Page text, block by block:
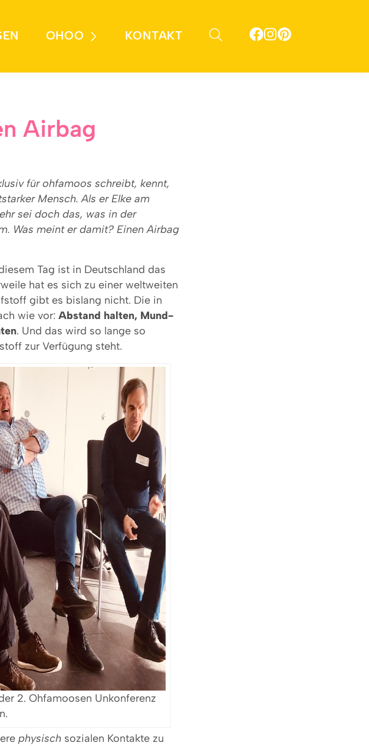
OHOO KONTAKT
Airbag
für ohfamoos schreibt, kennt,
Mensch. Als er Elke am
sei doch das, was in der
Was meint er damit? Einen Airbag
Tag ist in Deutschland das
hat es sich zu einer weltweiten
gibt es bislang nicht. Die in
wie vor: Abstand halten, Mund-
. Und das wird so lange so
zur Verfügung steht.
2. Ohfamoosen Unkonferenz
physisch sozialen Kontakte zu